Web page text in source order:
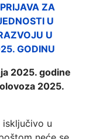
ZA
U
U
GODINU
2025. godine
2025.
isključivo u